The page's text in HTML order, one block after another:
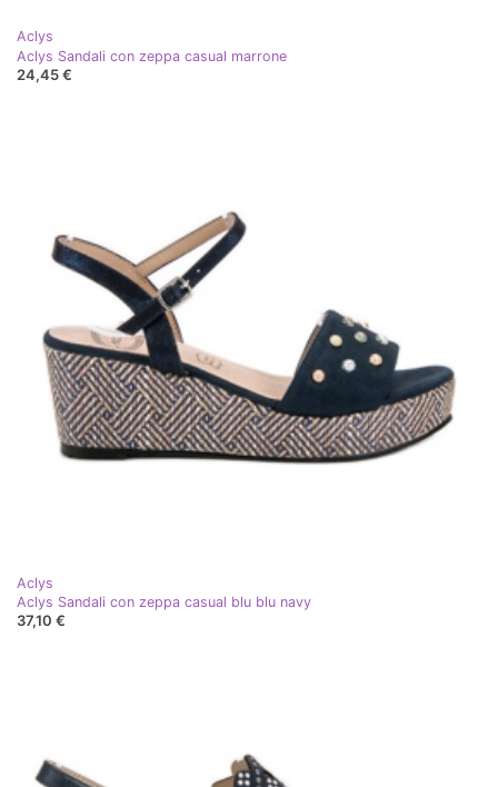
Aclys
Aclys Sandali con zeppa casual marrone
24,45 €
Aclys
Aclys Sandali con zeppa casual blu blu navy
37,10 €